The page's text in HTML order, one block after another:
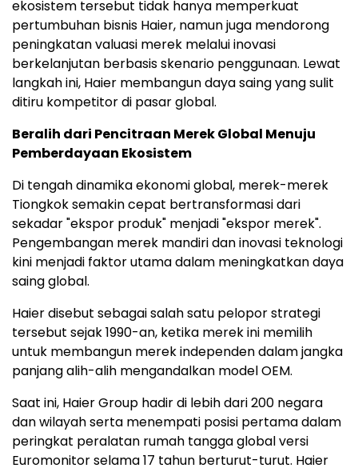
ekosistem tersebut tidak hanya memperkuat
pertumbuhan bisnis Haier, namun juga mendorong
peningkatan valuasi merek melalui inovasi
berkelanjutan berbasis skenario penggunaan. Lewat
langkah ini, Haier membangun daya saing yang sulit
ditiru kompetitor di pasar global.
Beralih dari Pencitraan Merek Global Menuju
Pemberdayaan Ekosistem
Di tengah dinamika ekonomi global, merek-merek
Tiongkok semakin cepat bertransformasi dari
sekadar "ekspor produk" menjadi "ekspor merek".
Pengembangan merek mandiri dan inovasi teknologi
kini menjadi faktor utama dalam meningkatkan daya
saing global.
Haier disebut sebagai salah satu pelopor strategi
tersebut sejak 1990-an, ketika merek ini memilih
untuk membangun merek independen dalam jangka
panjang alih-alih mengandalkan model OEM.
Saat ini, Haier Group hadir di lebih dari 200 negara
dan wilayah serta menempati posisi pertama dalam
peringkat peralatan rumah tangga global versi
Euromonitor selama 17 tahun berturut-turut. Haier